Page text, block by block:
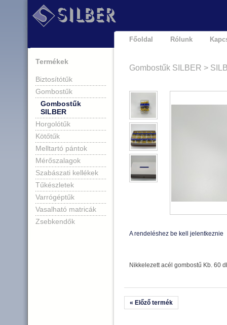
Főoldal Rólunk
Termékek
Biztosítótűk
Gombostűk
Gombostűk
SILBER
Horgolótűk
Kötőtűk
Melltartó pántok
Mérőszalagok
Szabászati kellékek
Tűkészletek
Varrógéptűk
Vasalható matricák
Zsebkendők
Gombostűk SILBER >
A rendeléshez be kell jelentkeznie
Nikkelezett acél gombostű Kb. 60
« Előző termék